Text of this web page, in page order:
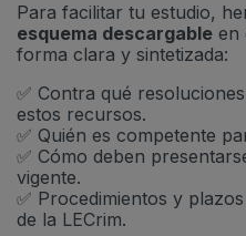
Para facilitar tu estudio,
esquema descargable en
forma clara y sintetizada:
✅ Contra qué
estos recursos.
✅ Quién es competente
✅ Cómo deben
vigente.
✅ Procedimientos y
de la LECrim.